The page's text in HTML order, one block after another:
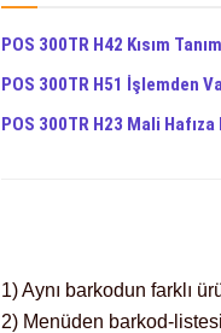
POS 300TR H42 Kısım
POS 300TR H51 İşlemden
POS 300TR H23 Mali Hafıza
1) Aynı barkodun farklı
2) Menüden barkod-